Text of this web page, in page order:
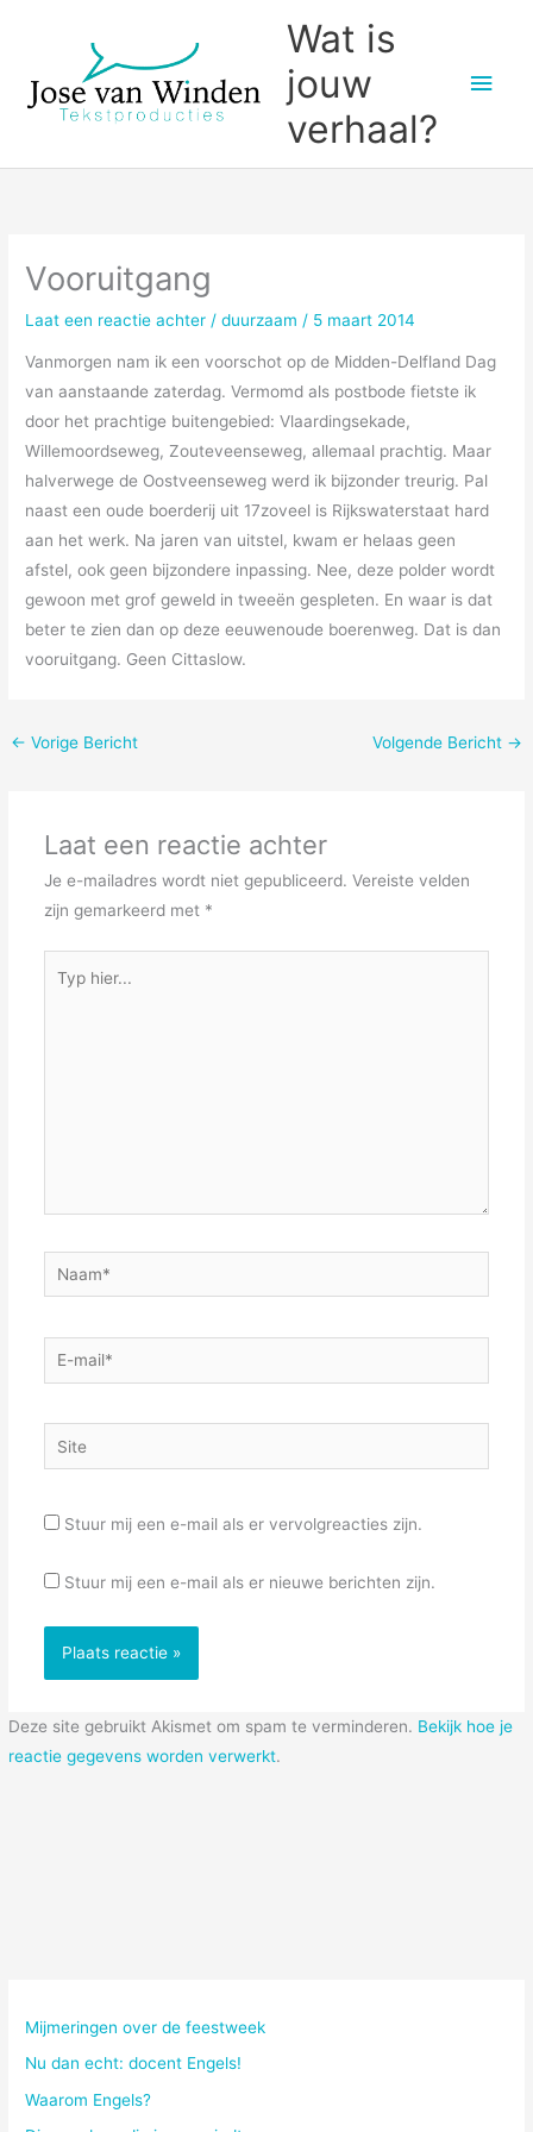
inhoud
Wat is
jouw
verhaal?
Vooruitgang
Laat een reactie achter /duurzaam / 5 maart 2014
Vanmorgen nam ik een voorschot op de Midden-Delfland Dag
van aanstaande zaterdag. Vermomd als postbode fietste ik
door het prachtige buitengebied: Vlaardingsekade,
Willemoordseweg, Zouteveenseweg, allemaal prachtig. Maar
halverwege de Oostveenseweg werd ik bijzonder treurig. Pal
naast een oude boerderij uit 17zoveel is Rijkswaterstaat hard
aan het werk. Na jaren van uitstel, kwam er helaas geen
afstel, ook geen bijzondere inpassing. Nee, deze polder wordt
gewoon met grof geweld in tweeën gespleten. En waar is dat
beter te zien dan op deze eeuwenoude boerenweg. Dat is dan
vooruitgang. Geen Cittaslow.
← Vorige Bericht Volgende Bericht →
Laat een reactie achter
Je e-mailadres wordt niet gepubliceerd. Vereiste velden
zijn gemarkeerd met *
hier...
Naam*
E-
mail*
Site
Stuur mij een e-mail als er vervolgreacties zijn.
Stuur mij een e-mail als er nieuwe berichten zijn.
Deze site gebruikt Akismet om spam te verminderen. Bekijk hoe je
reactie gegevens worden verwerkt.
Mijmeringen over de feestweek
Nu dan echt: docent Engels!
Waarom Engels?